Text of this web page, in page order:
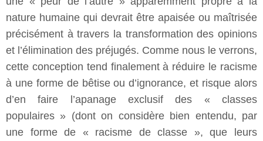
nature humaine qui devrait être apaisée ou maîtrisée
précisément à travers la transformation des opinions
et l’élimination des préjugés. Comme nous le verrons,
cette conception tend finalement à réduire le racisme
à une forme de bêtise ou d’ignorance, et risque alors
d’en faire l’apanage exclusif des « classes
populaires » (dont on considère bien entendu, par
une forme de « racisme de classe », que leurs